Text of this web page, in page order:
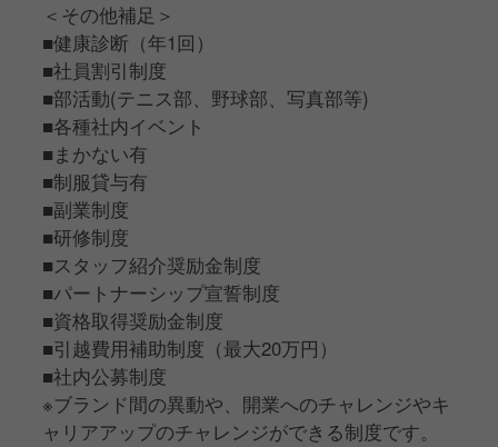
＜その他補足＞
■健康診断（年1回）
■社員割引制度
■部活動(テニス部、野球部、写真部等)
■各種社内イベント
■まかない有
■制服貸与有
■副業制度
■研修制度
■スタッフ紹介奨励金制度
■パートナーシップ宣誓制度
■資格取得奨励金制度
■引越費用補助制度（最大20万円）
■社内公募制度
※ブランド間の異動や、開業へのチャレンジやキ
ャリアアップのチャレンジができる制度です。